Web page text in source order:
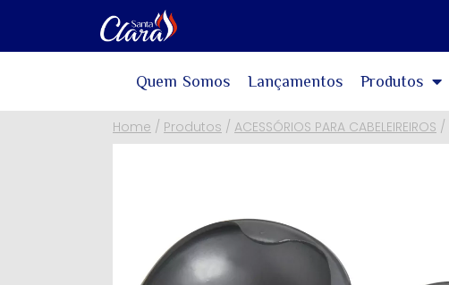
Quem Somos Lançamentos Produtos
Home / Produtos / ACESSÓRIOS PARA CABELEIREIROS /